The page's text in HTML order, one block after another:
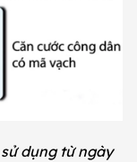
dụng từ ngày